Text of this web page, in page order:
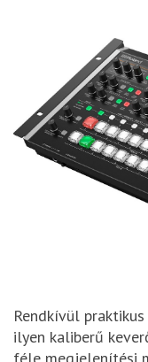
Rendkívül
ilyen kaliberű